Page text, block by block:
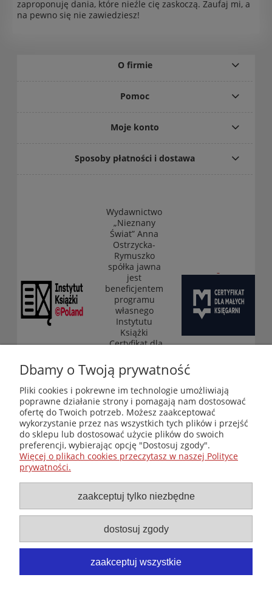
zaproponuję dania, które nieźle cię zaskoczą. Zaufaj mi, a
na pewno się nie zawiedziesz!
O firmie
Pomoc
Moje konto
Sposoby płatności i dostawa
Wydawnictwo
„Nieznany
Świat” Anna
Ostrzycka-
Rymuszko
spółka jawna
jest
beneficjentem
programu
własnego
Instytutu
Książki
„Certyfikat dla
księgarni”
(edycja 2025-
2026)
Księgarnia-Galeria "Nieznany Świat" - internetowy sklep
ezoteryczny online
Zapraszamy również do odwiedzenia naszej księgarni
stacjonarnej przy ul. Kredytowej 2 w Warszawie
© Copyright 2014-2026 Wydawnictwo "Nieznany Świat"
Wszelkie prawa zastrzeżone
Dbamy o Twoją prywatność
Pliki cookies i pokrewne im technologie umożliwiają
poprawne działanie strony i pomagają nam dostosować
ofertę do Twoich potrzeb. Możesz zaakceptować
wykorzystanie przez nas wszystkich tych plików i przejść
do sklepu lub dostosować użycie plików do swoich
preferencji, wybierając opcję "Dostosuj zgody".
Więcej o plikach cookies przeczytasz w naszej Polityce
prywatności.
zaakceptuj tylko niezbędne
dostosuj zgody
zaakceptuj wszystkie